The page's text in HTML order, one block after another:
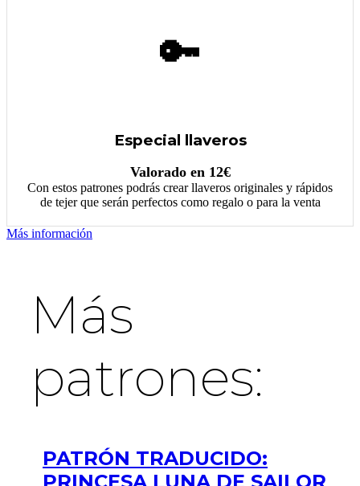
🔑
Especial llaveros
Valorado en 12€
Con estos patrones podrás crear llaveros originales y rápidos
de tejer que serán perfectos como regalo o para la venta
Más información
Más
patrones:
PATRÓN TRADUCIDO: